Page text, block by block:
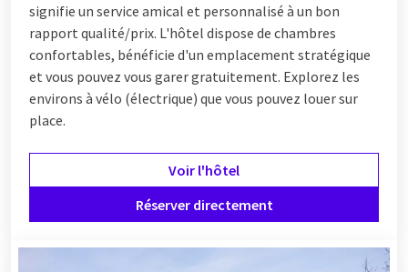
signifie un service amical et personnalisé à un bon
rapport qualité/prix. L'hôtel dispose de chambres
confortables, bénéficie d'un emplacement stratégique
et vous pouvez vous garer gratuitement. Explorez les
environs à vélo (électrique) que vous pouvez louer sur
place.
Voir l'hôtel
Réserver directement